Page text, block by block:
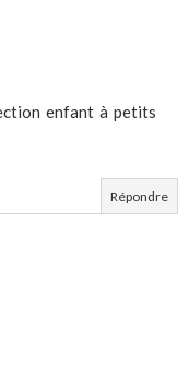
enfant à petits
Répondre